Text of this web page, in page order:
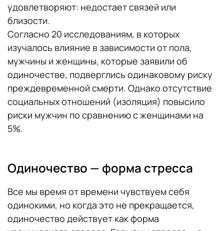
удовлетворяют: недостает связей или
близости.
Согласно 20 исследованиям, в которых
изучалось влияние в зависимости от пола,
мужчины и женщины, которые заявили об
одиночестве, подверглись одинаковому риску
преждевременной смерти. Однако отсутствие
социальных отношений (изоляция) повысило
риски мужчин по сравнению с женщинами на
5%.
Одиночество — форма стресса
Все мы время от времени чувствуем себя
одинокими, но когда это не прекращается,
одиночество действует как форма